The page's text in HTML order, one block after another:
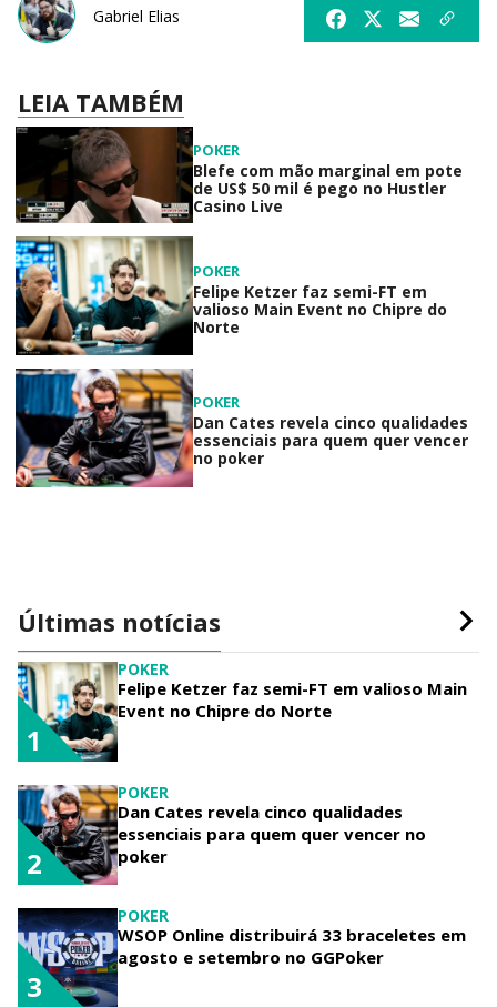
Gabriel Elias
LEIA TAMBÉM
POKER
Blefe com mão marginal em pote
de US$ 50 mil é pego no Hustler
Casino Live
POKER
Felipe Ketzer faz semi-FT em
valioso Main Event no Chipre do
Norte
POKER
Dan Cates revela cinco qualidades
essenciais para quem quer vencer
no poker
Últimas notícias
POKER
Felipe Ketzer faz semi-FT em valioso Main
Event no Chipre do Norte
1
POKER
Dan Cates revela cinco qualidades
essenciais para quem quer vencer no
poker
2
POKER
WSOP Online distribuirá 33 braceletes em
agosto e setembro no GGPoker
3